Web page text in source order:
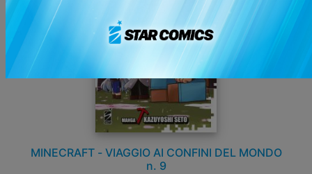
MINECRAFT - VIAGGIO AI CONFINI DEL MONDO
n. 9